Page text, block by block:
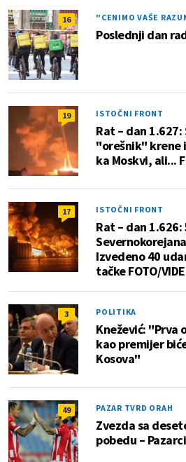
16 "CENIMO VAŠE
Poslednji dan
19 ISTOČNI FRONT
Rat – dan
"orešnik" krene
ka Moskvi, ali...
17 ISTOČNI FRONT
Rat – dan 1.626:
Izvedeno 40
tačke FOTO/
3 POLITIKA
Knežević: "Prva
kao premijer
Kosova"
49 PAZAR TVRD ORAH
Zvezda sa
pobedu –